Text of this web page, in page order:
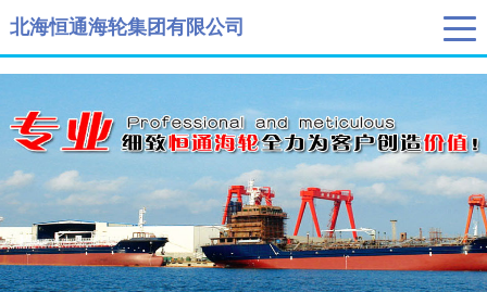
北海恒通海轮集团有限公司